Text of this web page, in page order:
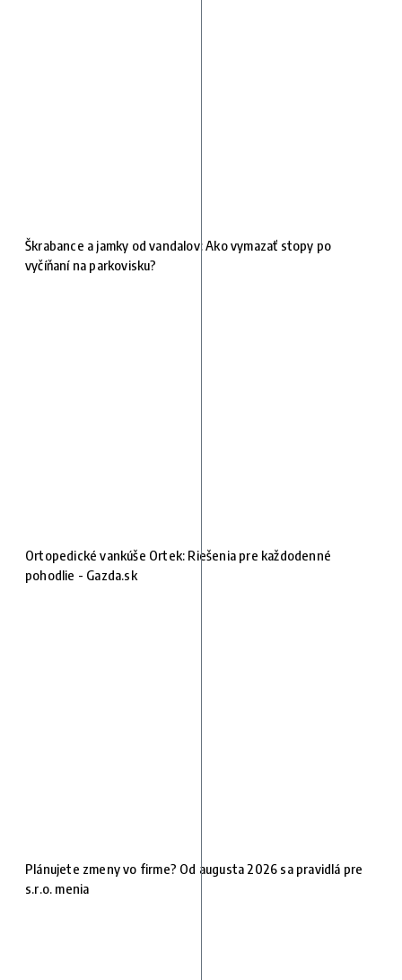
Škrabance a jamky od vandalov: Ako vymazať stopy po
vyčíňaní na parkovisku?
Ortopedické vankúše Ortek: Riešenia pre každodenné
pohodlie - Gazda.sk
Plánujete zmeny vo firme? Od augusta 2026 sa pravidlá pre
s.r.o. menia